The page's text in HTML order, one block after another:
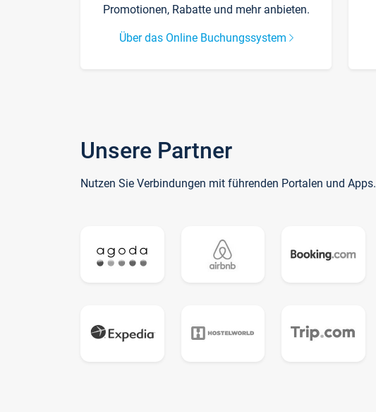
Promotionen, Rabatte und mehr anbieten.
Über das Online Buchungssystem
Unsere Partner
Nutzen Sie Verbindungen mit führenden Portalen und Apps.